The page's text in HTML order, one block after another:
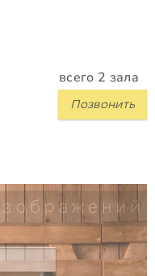
всего 2 зала
Позвонить